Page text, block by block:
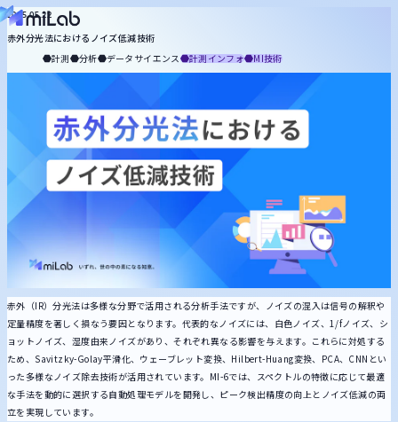
2025.05.22
赤外分光法におけるノイズ低減技術
計測
分析 データサイエンス 計測インフォ MI技術
赤外（IR）分光法は多様な分野で活用される分析手法ですが、ノイズの混入は信号の解釈や
定量精度を著しく損なう要因となります。代表的なノイズには、白色ノイズ、1/fノイズ、シ
ョットノイズ、湿度由来ノイズがあり、それぞれ異なる影響を与えます。これらに対処する
ため、Savitzky-Golay平滑化、ウェーブレット変換、Hilbert-Huang変換、PCA、CNNとい
った多様なノイズ除去技術が活用されています。MI-6では、スペクトルの特徴に応じて最適
な手法を動的に選択する自動処理モデルを開発し、ピーク検出精度の向上とノイズ低減の両
立を実現しています。
役割から探す
トピックから探す
統計・機械学習 MI技術 生成AI DX推進 ケモインフォ プロセスインフォ
キーワードから探す
miLabについて
記事一覧
お役立ち資料
お問い合わせ